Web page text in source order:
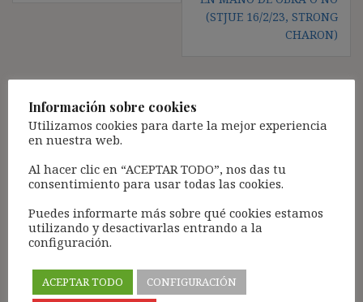
(STJUE 16/2/23, STRONG
CHARON)
Deja una respuesta
Tu dirección de correo electrónico no será publicada.
Comentario*
Información sobre cookies
Utilizamos cookies para darte la mejor experiencia
en nuestra web.
Al hacer clic en “ACEPTAR TODO”, nos das tu
consentimiento para usar todas las cookies.
Puedes informarte más sobre qué cookies estamos
utilizando y desactivarlas entrando a la
configuración.
ACEPTAR TODO
CONFIGURACIÓN